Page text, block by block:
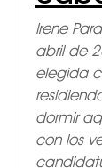
Irene
abril de
elegida
dormir
con los